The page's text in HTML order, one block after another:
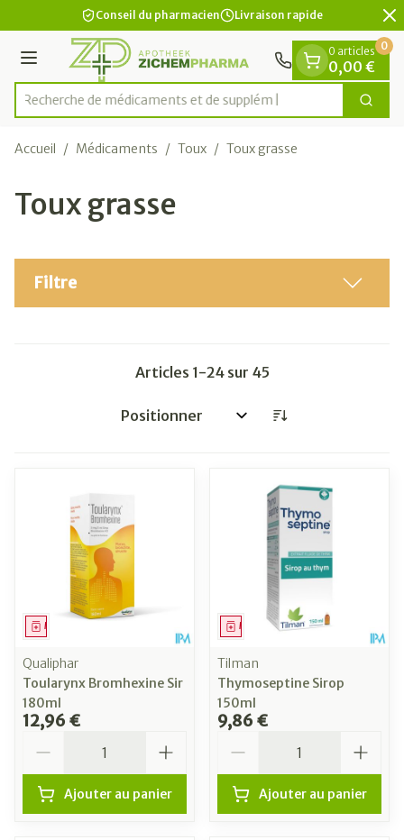
Aller au contenu
2 de 2Conseil du pharmacien Livraison rapide
Menu
Rechercher
Recherche de médi
0 articles
0,00 €
0
Accueil / Médicaments / Toux / Toux grasse
Toux grasse
Filtre
Articles 1-24sur 45
Trier par:
Médicament
Qualiphar
Toularynx Bromhexine Sir
180ml
12,96 €
Ajouter au panier
Médicament
Tilman
Thymoseptine Sirop
150ml
9,86 €
Ajouter au panier